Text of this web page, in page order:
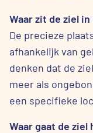
Waar zit de ziel
De precieze
afhankelijk van
denken dat de
meer als
een specifieke
Waar gaat de ziel